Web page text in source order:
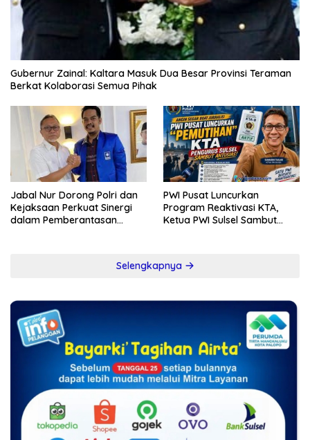
Gubernur Zainal: Kaltara Masuk Dua Besar Provinsi Teraman
Berkat Kolaborasi Semua Pihak
Jabal Nur Dorong Polri dan
Kejaksaan Perkuat Sinergi
dalam Pemberantasan
PWI Pusat Luncurkan
Program Reaktivasi KTA,
Ketua PWI Sulsel Sambut
Selengkapnya